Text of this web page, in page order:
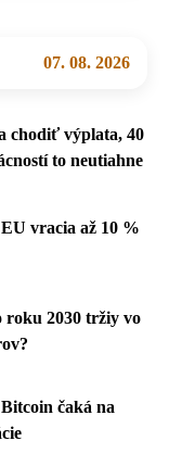
07. 08. 2026
chodiť výplata, 40
to neutiahne
vracia až 10 %
roku 2030 tržiy vo
čaká na